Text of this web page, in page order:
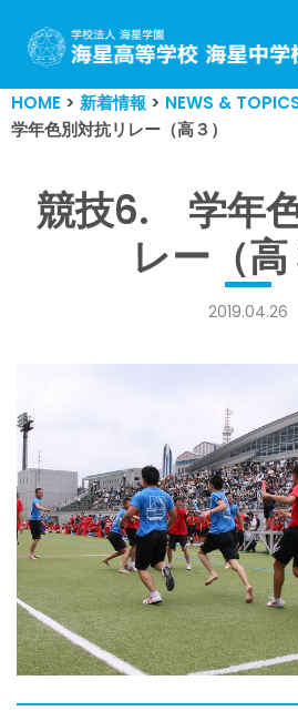
コ
ン
テ
ン
HOME > 新着情報 > NEWS &
学年色別対抗リレー（高３）
競技6. 学年
レー（高
2019.04.26